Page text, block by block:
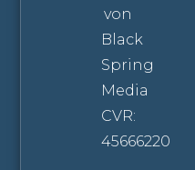
von
Black
Spring
Media
CVR:
45666220